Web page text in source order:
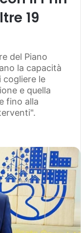
19
del Piano
la capacità
cogliere le
e quella
fino alla